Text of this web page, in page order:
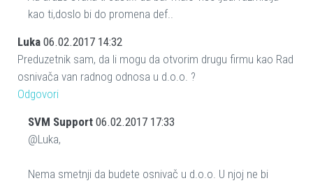
kao ti,doslo bi do promena def..
Luka 06.02.2017 14:32
Preduzetnik sam, da li mogu da otvorim drugu firmu kao Rad
osnivača van radnog odnosa u d.o.o. ?
Odgovori
SVM Support 06.02.2017 17:33
@Luka,
Nema smetnji da budete osnivač u d.o.o. U njoj ne bi